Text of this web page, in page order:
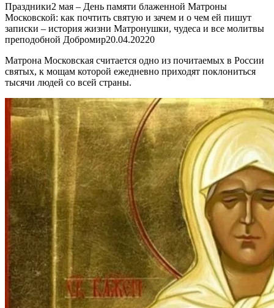
Праздники2 мая – День памяти блаженной Матроны
Московской: как почтить святую и зачем и о чем ей пишут
записки – история жизни Матронушки, чудеса и все молитвы
преподобной Добромир20.04.20220
Матрона Московская считается одно из почитаемых в России
святых, к мощам которой ежедневно приходят поклониться
тысячи людей со всей страны.